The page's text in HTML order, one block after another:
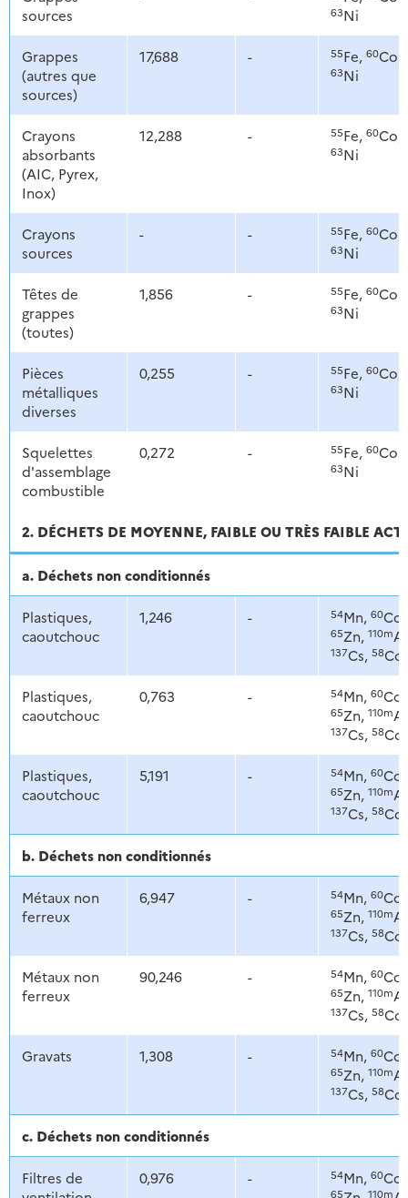
sources
63Ni
Grappes
(autres que
sources)
17,688 - 55Fe, 60Co,
63Ni
Crayons
absorbants
(AIC, Pyrex,
Inox)
12,288 - 55Fe, 60Co,
63Ni
Crayons
sources
- - 55Fe, 60Co,
63Ni
Têtes de
grappes
(toutes)
1,856 - 55Fe, 60Co,
63Ni
Pièces
métalliques
diverses
0,255 - 55Fe, 60Co,
63Ni
Squelettes
d'assemblage
combustible
0,272 - 55Fe, 60Co,
63Ni
2. DÉCHETS DE MOYENNE, FAIBLE OU TRÈS FAIBLE
a. Déchets non conditionnés
Plastiques,
caoutchouc
1,246 - 54Mn, 60Co,
65Zn, 110m
137Cs, 58Co
Plastiques,
caoutchouc
0,763 - 54Mn, 60Co,
65Zn, 110m
137Cs, 58Co
Plastiques,
caoutchouc
5,191 - 54Mn, 60Co,
65Zn, 110m
137Cs, 58Co
b. Déchets non conditionnés
Métaux non
ferreux
6,947 - 54Mn, 60Co,
65Zn, 110m
137Cs, 58Co
Métaux non
ferreux
90,246 - 54Mn, 60Co,
65Zn, 110m
137Cs, 58Co
Gravats 1,308 - 54Mn, 60Co,
65Zn, 110m
137Cs, 58Co
c. Déchets non conditionnés
Filtres de
0,976 - 54Mn, 60Co,
65 110m